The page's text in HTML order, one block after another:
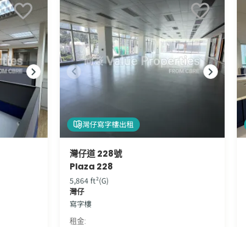
灣仔寫字樓出租
灣仔道 228號
Plaza 228
5,864 ft²(G)
灣仔
寫字樓
租金: